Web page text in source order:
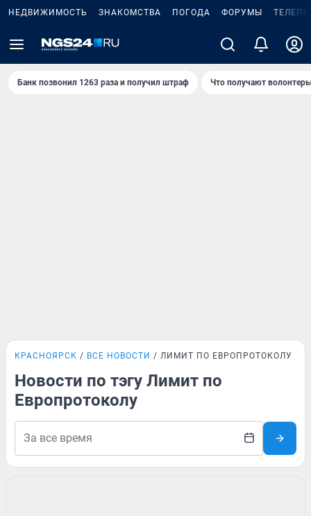
НЕДВИЖИМОСТЬ ЗНАКОМСТВА ПОГОДА ФОРУМЫ
Банк позвонил 1263 раза и получил штраф Что получают
КРАСНОЯРСК ВСЕ НОВОСТИ ЛИМИТ ПО ЕВРОПРОТОКОЛУ
Новости по тэгу Лимит по
Европротоколу